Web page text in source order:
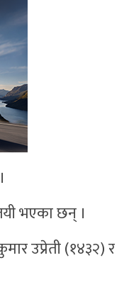
भएका छन् ।
उप्रेती (१४३२) र